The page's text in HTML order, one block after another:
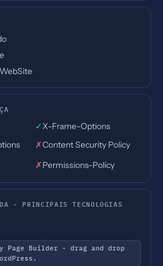
✓X-Frame-Options
✗Content Security Policy
✗Permissions-Policy
- PRINCIPAIS TECNOLOGIAS
Page Builder - drag and drop